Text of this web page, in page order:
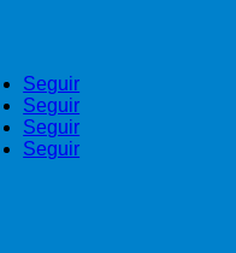
Seguir
Seguir
Seguir
Seguir